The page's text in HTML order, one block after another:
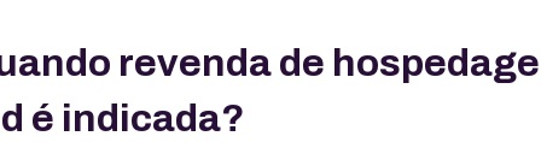
revenda de
é indicada?